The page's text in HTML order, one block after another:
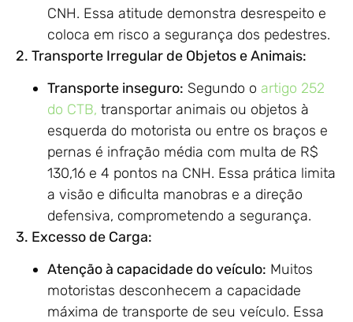
CNH. Essa atitude demonstra desrespeito e
coloca em risco a segurança dos pedestres.
2. Transporte Irregular de Objetos e Animais:
Transporte inseguro: Segundo o artigo 252
do CTB, transportar animais ou objetos à
esquerda do motorista ou entre os braços e
pernas é infração média com multa de R$
130,16 e 4 pontos na CNH. Essa prática limita
a visão e dificulta manobras e a direção
defensiva, comprometendo a segurança.
3. Excesso de Carga:
Atenção à capacidade do veículo: Muitos
motoristas desconhecem a capacidade
máxima de transporte de seu veículo. Essa